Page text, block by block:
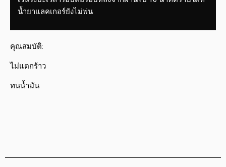
น้ำยาแลคเกอร์ยังไม่พ่น
คุณสมบัติ:
ไม่แตกร้าว
ทนน้ำมัน